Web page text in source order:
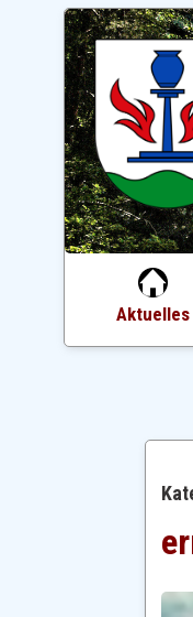
Aktuelles